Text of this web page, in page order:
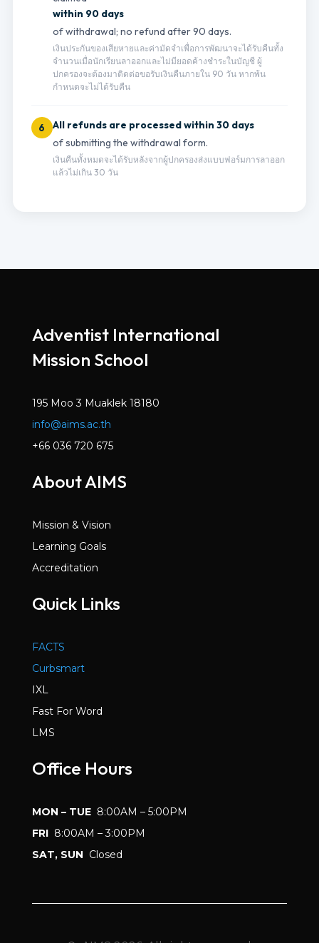
within 90 days
of withdrawal; no refund after 90 days.
เงินประกันของเสียหายและค่ามัดจำเพื่อการพัฒนาจะได้รับคืนทั้ง
จำนวนเมื่อนักเรียนลาออกและไม่มียอดค้างชำระในบัญชี ผู้
ปกครองจะต้องมาติดต่อขอรับเงินคืนภายใน 90 วัน หากพ้น
กำหนดจะไม่ได้รับคืน
6
All refunds are processed within 30 days
of submitting the withdrawal form.
เงินคืนทั้งหมดจะได้รับหลังจากผู้ปกครองส่งแบบฟอร์มการลาออก
แล้วไม่เกิน 30 วัน
Adventist International
Mission School
195 Moo 3 Muaklek 18180
info@aims.ac.th
+66 036 720 675
About AIMS
Mission & Vision
Learning Goals
Accreditation
Quick Links
FACTS
Curbsmart
IXL
Fast For Word
LMS
Office Hours
MON – TUE 8:00AM – 5:00PM
FRI 8:00AM – 3:00PM
SAT, SUN Closed